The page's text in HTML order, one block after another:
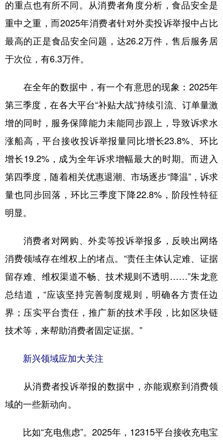
的重点也有所不同。从消费者角度分析，食品安全是
重中之重，而2025年消费者针对外卖投诉举报中占比
最高的正是食品安全问题，达26.2万件，售后服务居
于次位，有6.3万件。
在全年的数据中，有一个有意思的现象：2025年
第三季度，在各大平台“补贴大战”持续引流、订单量激
增的同时，服务保障能力未能同步跟上，导致诉求水
涨船高，平台接收投诉举报量同比增长23.8%、环比
增长19.2%，成为全年诉求增幅最大的时期。而进入
第四季度，随着相关优惠退潮、市场逐步“降温”，诉求
量也同步回落，环比三季度下降22.8%，阶段性特征
明显。
消费者对网购、外卖等投诉举报多，反映出网络
消费领域存在维权上的堵点。“责任主体认定难、证据
留存难、维权渠道不畅、技术规则不透明……”朱龙意
总结道，“应该坚持完善制度规则，明确各方责任边
界；压实平台责任，推广新的技术手段，比如区块链
技术等，来帮助消费者固定证据。”
新兴领域应加大关注
从消费者投诉举报的数据中，亦能观察到消费领
域的一些新动向。
比如“充电焦虑”。2025年，12315平台接收充电宝